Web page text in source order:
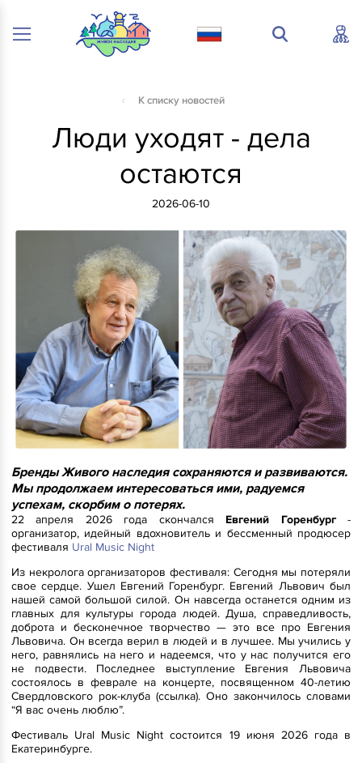
К списку новостей
Люди уходят - дела
остаются
2026-06-10
Бренды Живого наследия сохраняются и развиваются.
Мы продолжаем интересоваться ими, радуемся
успехам, скорбим о потерях.
22 апреля 2026 года скончался Евгений Горенбург-
организатор, идейный вдохновитель и бессменный продюсер
фестиваля Ural Music Night
Из некролога организаторов фестиваля: Сегодня мы потеряли
свое сердце. Ушел Евгений Горенбург. Евгений Львович был
нашей самой большой силой. Он навсегда останется одним из
главных для культуры города людей. Душа, справедливость,
доброта и бесконечное творчество — это все про Евгения
Львовича. Он всегда верил в людей и в лучшее. Мы учились у
него, равнялись на него и надеемся, что у нас получится его
не подвести. Последнее выступление Евгения Львовича
состоялось в феврале на концерте, посвященном 40-летию
Свердловского рок-клуба (ссылка). Оно закончилось словами
“Я вас очень люблю”.
Фестиваль Ural Music Night состоится 19 июня 2026 года в
Екатеринбурге.